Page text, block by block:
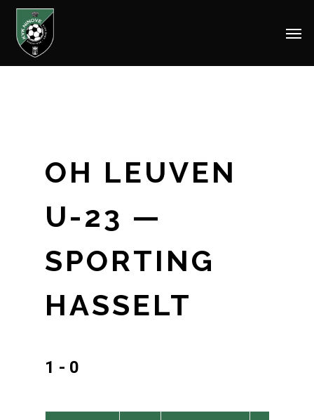
Skip
OH LEUVEN
U-23 —
SPORTING
HASSELT
1 - 0